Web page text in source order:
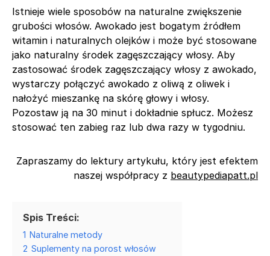
Istnieje wiele sposobów na naturalne zwiększenie
grubości włosów. Awokado jest bogatym źródłem
witamin i naturalnych olejków i może być stosowane
jako naturalny środek zagęszczający włosy. Aby
zastosować środek zagęszczający włosy z awokado,
wystarczy połączyć awokado z oliwą z oliwek i
nałożyć mieszankę na skórę głowy i włosy.
Pozostaw ją na 30 minut i dokładnie spłucz. Możesz
stosować ten zabieg raz lub dwa razy w tygodniu.
Zapraszamy do lektury artykułu, który jest efektem
naszej współpracy z beautypediapatt.pl
Spis Treści:
1 Naturalne metody
2 Suplementy na porost włosów